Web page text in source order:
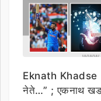
Eknath Khadse |
नेते…” ; एकनाथ